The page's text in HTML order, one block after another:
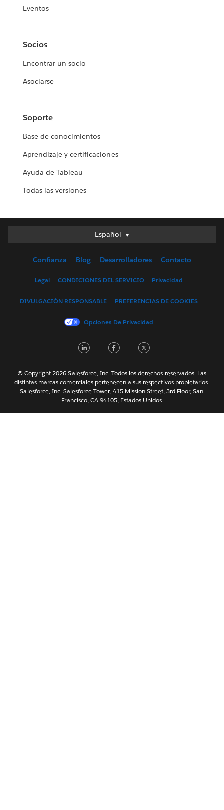
Eventos
Socios
Encontrar un socio
Asociarse
Soporte
Base de conocimientos
Aprendizaje y certificaciones
Ayuda de Tableau
Todas las versiones
Español
Español
English (UK)
Français (France)
한국어
Português
Svenska
ไทย
简体中文
Confianza Blog Desarrolladores Contacto
Legal CONDICIONES DEL SERVICIO Privacidad
DIVULGACIÓN RESPONSABLE PREFERENCIAS DE COOKIES
Opciones De Privacidad
LinkedInFacebook
© Copyright 2026 Salesforce, Inc. Todos los derechos reservados. Las
distintas marcas comerciales pertenecen a sus respectivos propietarios.
Salesforce, Inc. Salesforce Tower, 415 Mission Street, 3rd Floor, San
Francisco, CA 94105, Estados Unidos